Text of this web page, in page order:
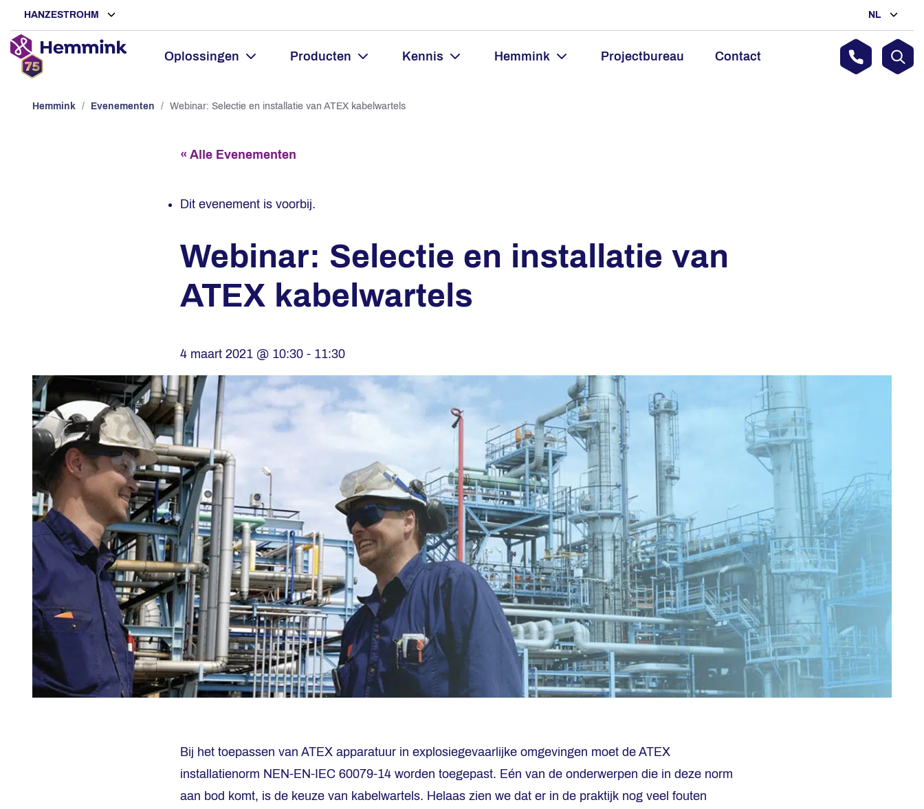
HANZESTROHM NL
Oplossingen Producten Kennis Hemmink Projectbureau Contact
Hemmink / Evenementen / Webinar: Selectie en installatie van ATEX kabelwartels
« Alle Evenementen
Dit evenement is voorbij.
Webinar: Selectie en installatie van
ATEX kabelwartels
4 maart 2021 @ 10:30 - 11:30
Bij het toepassen van ATEX apparatuur in explosiegevaarlijke omgevingen moet de ATEX
installatienorm NEN-EN-IEC 60079-14 worden toegepast. Eén van de onderwerpen die in deze norm
aan bod komt, is de keuze van kabelwartels. Helaas zien we dat er in de praktijk nog veel fouten